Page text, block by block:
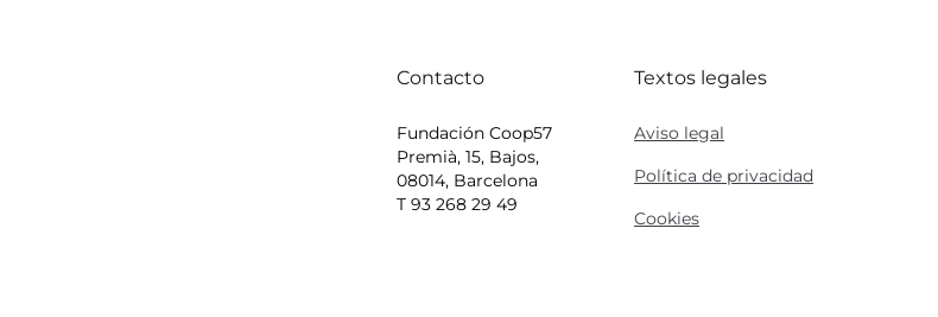
Contacto
Fundación Coop57
Premià, 15, Bajos,
08014, Barcelona
T 93 268 29 49
Textos legales
Aviso legal
Política de privacidad
Cookies